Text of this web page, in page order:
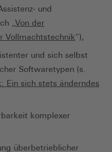
und
„Von der
Vollmachtstechnik“),
und sich selbst
Softwaretypen (s.
Ein sich stets änderndes
komplexer
überbetrieblicher